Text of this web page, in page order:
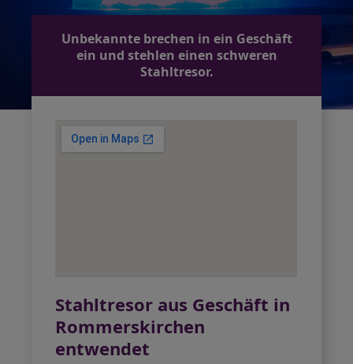
Unbekannte brechen in ein Geschäft
ein und stehlen einen schweren
Stahltresor.
Stahltresor aus Geschäft in
Rommerskirchen
entwendet